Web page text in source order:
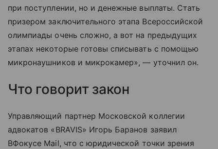
при поступлении, но и денежные выплаты. Стать
призером заключительного этапа Всероссийской
олимпиады очень сложно, а вот на предыдущих
этапах некоторые готовы списывать с помощью
микронаушников и микрокамер», — уточнил он.
Что говорит закон
Управляющий партнер Московской коллегии
адвокатов «BRAVIS» Игорь Баранов заявил
ВФокусе Mail, что с юридической точки зрения